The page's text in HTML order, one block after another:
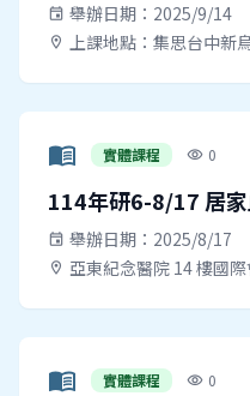
event 舉辦日期：2025/9/14
location_on
menu_book 實體課程 visibility 0
114年研6-8/17 居
event 舉辦日期：2025/8/17
location_on 亞東紀念醫院 14 樓國
menu_book 實體課程 visibility 0